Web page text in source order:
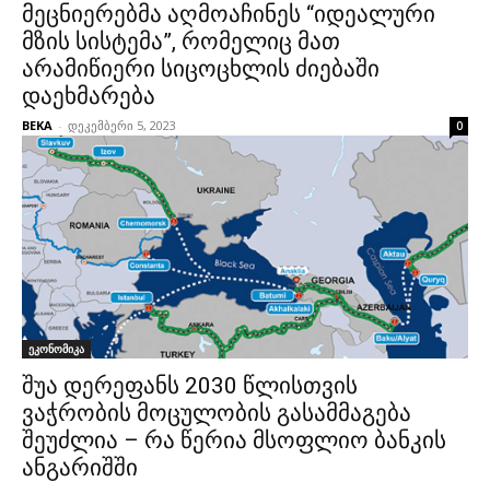
მეცნიერებმა აღმოაჩინეს “იდეალური
მზის სისტემა”, რომელიც მათ
არამიწიერი სიცოცხლის ძიებაში
დაეხმარება
BEKA - დეკემბერი 5, 2023 0
ეკონომიკა
შუა დერეფანს 2030 წლისთვის
ვაჭრობის მოცულობის გასამმაგება
შეუძლია – რა წერია მსოფლიო ბანკის
ანგარიშში